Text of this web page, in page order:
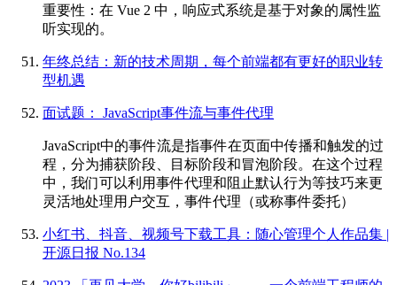
重要性：在 Vue 2 中，响应式系统是基于对象的属性监
听实现的。
年终总结：新的技术周期，每个前端都有更好的职业转
型机遇
面试题： JavaScript事件流与事件代理
JavaScript中的事件流是指事件在页面中传播和触发的过
程，分为捕获阶段、目标阶段和冒泡阶段。在这个过程
中，我们可以利用事件代理和阻止默认行为等技巧来更
灵活地处理用户交互，事件代理（或称事件委托）
小红书、抖音、视频号下载工具：随心管理个人作品集 |
开源日报 No.134